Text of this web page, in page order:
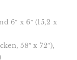
6″ x 6″ (15,2 x
58″ x 72″),